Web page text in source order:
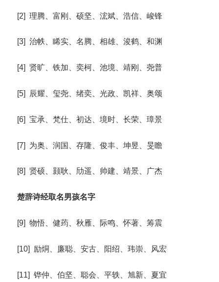
[2] 理腾、富刚、硕坚、浤斌、浩信、峻锋
[3] 治帙、睎实、名腾、相雄、浚鹤、和渊
[4] 贤旷、铁加、奕柯、池境、靖刚、尧普
[5] 辰耀、玺尧、绪奕、光政、凯祥、奥颂
[6] 宝承、梵仕、初达、境时、长荣、璋景
[7] 为奥、润国、存隆、俊丰、坤昱、旻瞻
[8] 贤硕、颢耿、劤遥、帅建、靖景、广杰
楚辞诗经取名男孩名字
[9] 物悟、健荺、秋雁、际鸣、怀著、筹震
[10] 励烔、廉聪、安古、阳绍、玮崇、风宏
[11] 铧仲、伯坚、聪会、平轶、旭新、夏宜